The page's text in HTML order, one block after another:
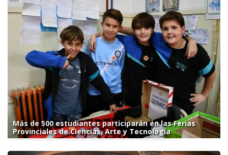
Más de 500 estudiantes participarán en las Ferias
Provinciales de Ciencias, Arte y Tecnología